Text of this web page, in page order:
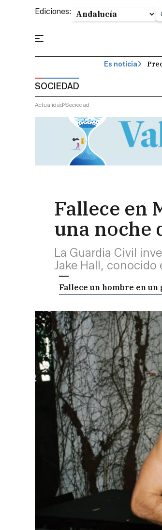
Ediciones:
Es noticia
SOCIEDAD
Actualidad Sociedad
Fallece en
una noche
La Guardia Civil
Jake Hall, conocido
Fallece un hombre en un